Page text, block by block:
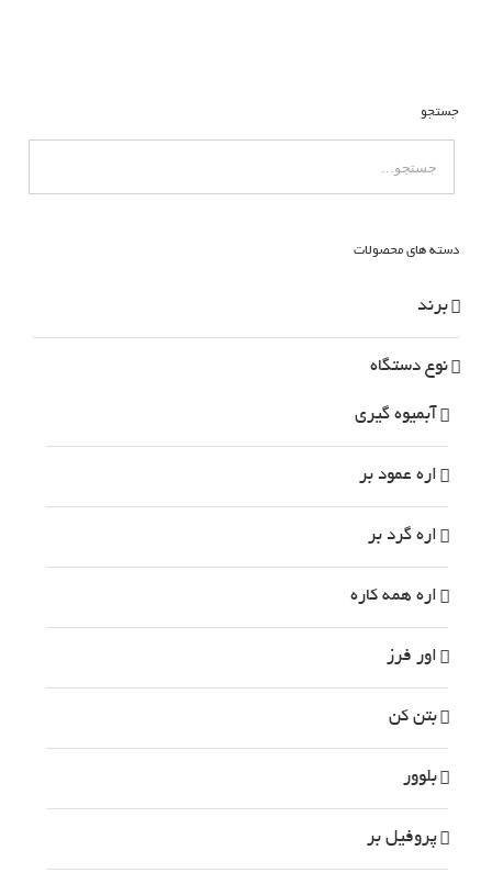
جستجو
دسته های محصولات
برند
نوع دستگاه
آبمیوه گیری
اره عمود بر
اره گرد بر
اره همه کاره
اور فرز
بتن کن
بلوور
پروفیل بر